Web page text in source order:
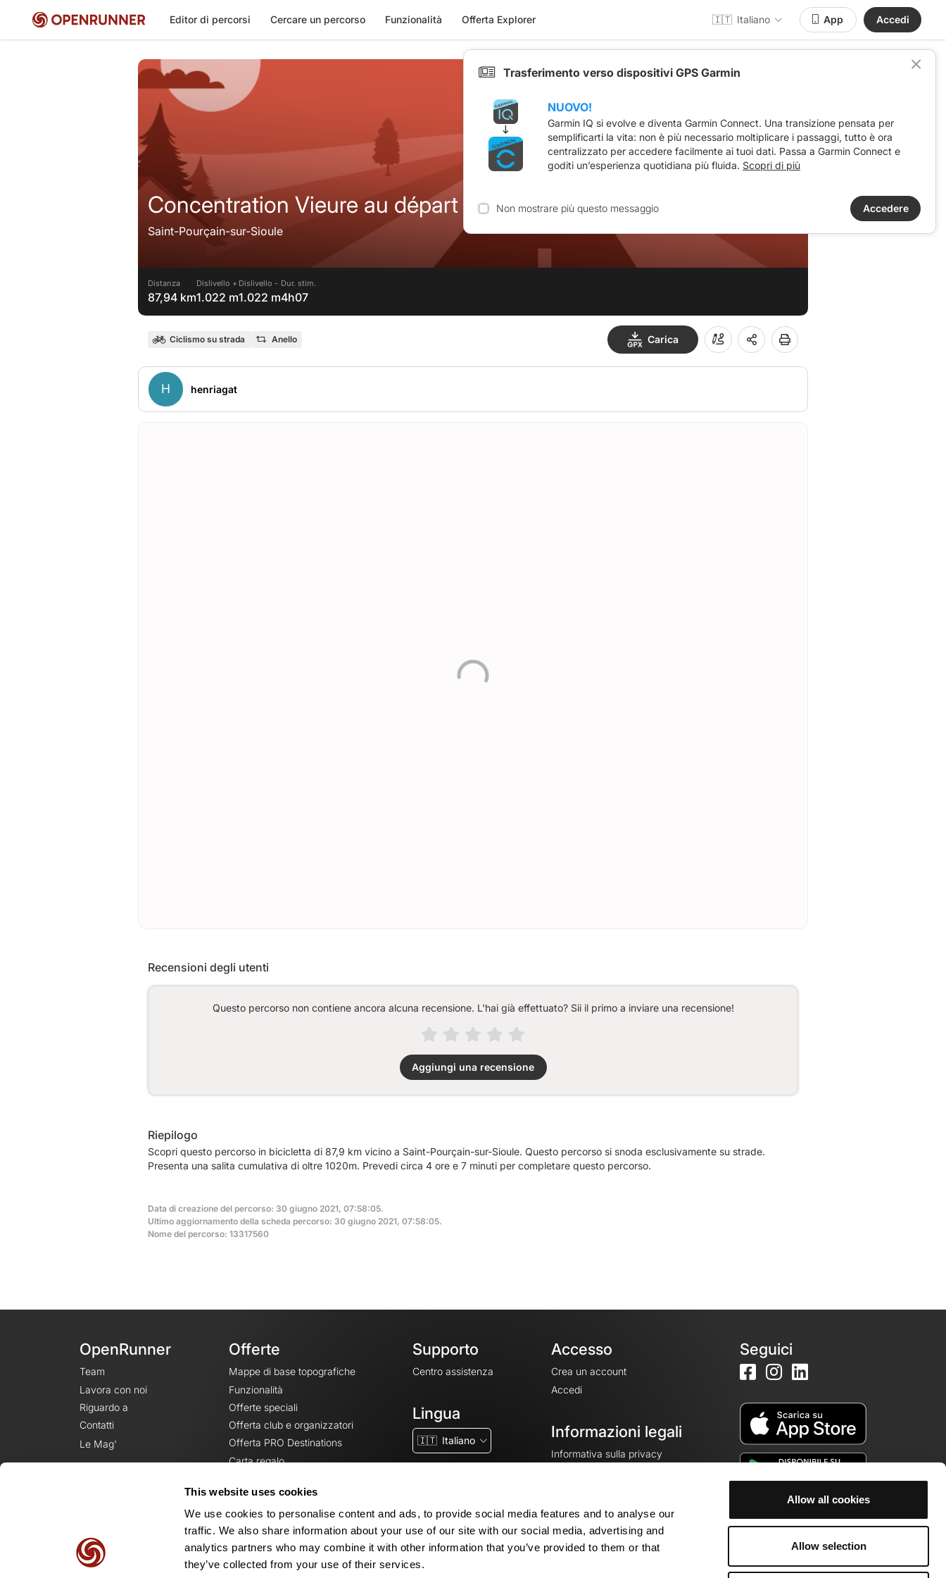
This website uses cookies
We use cookies to personalise content and ads, to provide social media features and to analyse our
traffic. We also share information about your use of our site with our social media, advertising and
analytics partners who may combine it with other information that you’ve provided to them or that
they’ve collected from your use of their services.
Allow all cookies
Allow selection
Editor di percorsi Cercare un percorso Funzionalità Offerta Explorer 🇮🇹 Italiano App Accedi
Concentration Vieure au départ St Pourçain
Saint-Pourçain-sur-Sioule
Distanza
87,94 km
Dislivello +
1.022 m
Dislivello -
1.022 m
Dur. stim.
4h07
Ciclismo su strada Anello Carica
H henriagat
Recensioni degli utenti
Questo percorso non contiene ancora alcuna recensione. L'hai già effettuato? Sii il primo a inviare una recensione!
Aggiungi una recensione
Riepilogo
Scopri questo percorso in bicicletta di 87,9 km vicino a Saint-Pourçain-sur-Sioule. Questo percorso si snoda esclusivamente su strade.
Presenta una salita cumulativa di oltre 1020m. Prevedi circa 4 ore e 7 minuti per completare questo percorso.
Data di creazione del percorso: 30 giugno 2021, 07:58:05.
Ultimo aggiornamento della scheda percorso: 30 giugno 2021, 07:58:05.
Nome del percorso: 13317560
OpenRunner
Team
Lavora con noi
Riguardo a
Contatti
Le Mag'
Offerte
Mappe di base topografiche
Funzionalità
Offerte speciali
Offerta club e organizzatori
Offerta PRO Destinations
Carta regalo
Supporto
Centro assistenza
Lingua
🇮🇹 Italiano
Accesso
Crea un account
Accedi
Informazioni legali
Informativa sulla privacy
Impostazioni dei cookie
Seguici
Trasferimento verso dispositivi GPS Garmin
NUOVO!
Garmin IQ si evolve e diventa Garmin Connect. Una transizione pensata per
semplificarti la vita: non è più necessario moltiplicare i passaggi, tutto è ora
centralizzato per accedere facilmente ai tuoi dati. Passa a Garmin Connect e
goditi un’esperienza quotidiana più fluida. Scopri di più
Non mostrare più questo messaggio Accedere